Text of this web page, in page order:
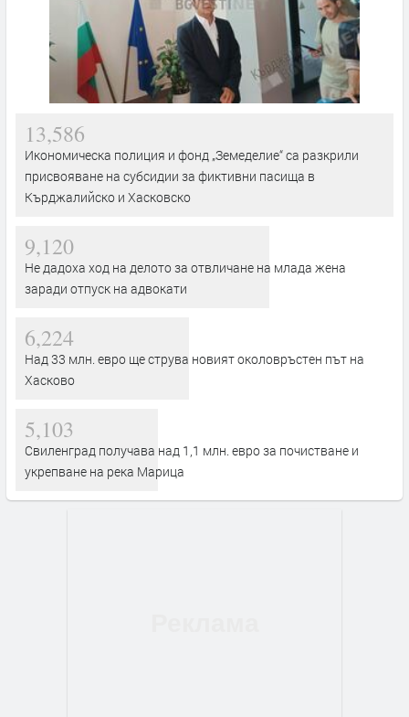
13,586
Икономическа полиция и фонд „Земеделие“ са разкрили
присвояване на субсидии за фиктивни пасища в
Кърджалийско и Хасковско
9,120
Не дадоха ход на делото за отвличане на млада жена
заради отпуск на адвокати
6,224
Над 33 млн. евро ще струва новият околовръстен път на
Хасково
5,103
Свиленград получава над 1,1 млн. евро за почистване и
укрепване на река Марица